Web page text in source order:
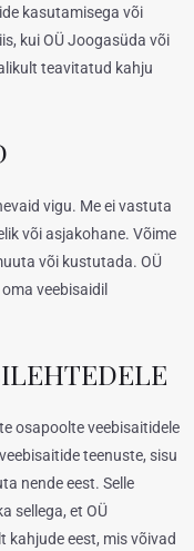
kasutamisega või
kui OÜ Joogasüda või
teavitatud kahju
vigu. Me ei vastuta
või asjakohane. Võime
või kustutada. OÜ
veebisaidil
osapoolte veebisaitidele
teenuste, sisu
nende eest. Selle
sellega, et OÜ
eest, mis võivad